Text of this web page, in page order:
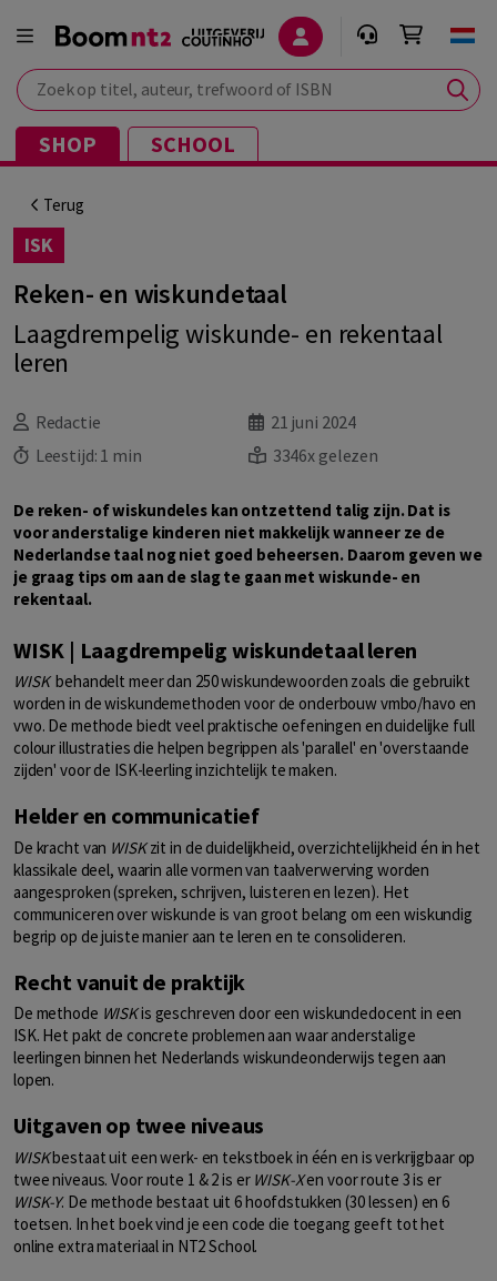
Zoek op titel, auteur, trefwoord of ISBN
SHOP SCHOOL
Terug
ISK
Reken- en wiskundetaal
Laagdrempelig wiskunde- en rekentaal
leren
Redactie
21 juni 2024
Leestijd: 1 min 3346x gelezen
De reken- of wiskundeles kan ontzettend talig zijn. Dat is
voor anderstalige kinderen niet makkelijk wanneer ze de
Nederlandse taal nog niet goed beheersen. Daarom geven we
je graag tips om aan de slag te gaan met wiskunde- en
rekentaal.
WISK | Laagdrempelig wiskundetaal leren
WISKbehandelt meer dan 250 wiskundewoorden zoals die gebruikt
worden in de wiskundemethoden voor de onderbouw vmbo/havo en
vwo. De methode biedt veel praktische oefeningen en duidelijke full
colour illustraties die helpen begrippen als 'parallel' en 'overstaande
zijden' voor de ISK-leerling inzichtelijk te maken.
Helder en communicatief
De kracht van WISKzit in de duidelijkheid, overzichtelijkheid én in het
klassikale deel, waarin alle vormen van taalverwerving worden
aangesproken (spreken, schrijven, luisteren en lezen). Het
communiceren over wiskunde is van groot belang om een wiskundig
begrip op de juiste manier aan te leren en te consolideren.
Recht vanuit de praktijk
De methode WISKis geschreven door een wiskundedocent in een
ISK. Het pakt de concrete problemen aan waar anderstalige
leerlingen binnen het Nederlands wiskundeonderwijs tegen aan
lopen.
Uitgaven op twee niveaus
WISKbestaat uit een werk- en tekstboek in één en is verkrijgbaar op
twee niveaus. Voor route 1 & 2 is er WISK-Xen voor route 3 is er
WISK-Y. De methode bestaat uit 6 hoofdstukken (30 lessen) en 6
toetsen. In het boek vind je een code die toegang geeft tot het
online extra materiaal in NT2 School.